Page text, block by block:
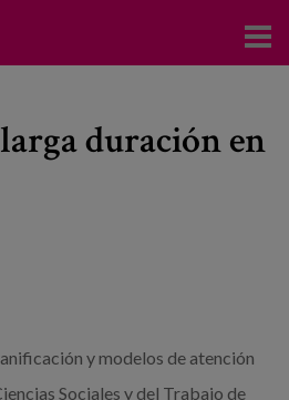
duración en
y modelos de atención
Sociales y del Trabajo de